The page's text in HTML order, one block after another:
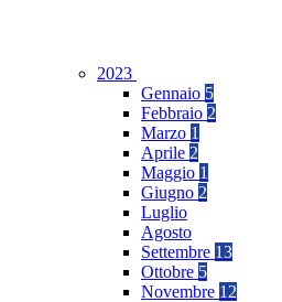
2023
Gennaio 5
Febbraio 2
Marzo 1
Aprile 2
Maggio 1
Giugno 2
Luglio
Agosto
Settembre 13
Ottobre 5
Novembre 12